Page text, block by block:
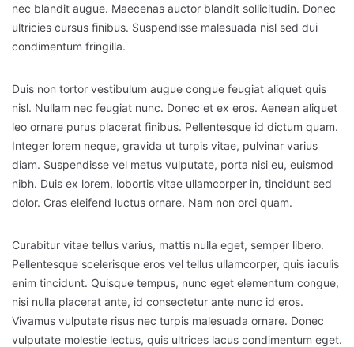
nec blandit augue. Maecenas auctor blandit sollicitudin. Donec
ultricies cursus finibus. Suspendisse malesuada nisl sed dui
condimentum fringilla.
Duis non tortor vestibulum augue congue feugiat aliquet quis
nisl. Nullam nec feugiat nunc. Donec et ex eros. Aenean aliquet
leo ornare purus placerat finibus. Pellentesque id dictum quam.
Integer lorem neque, gravida ut turpis vitae, pulvinar varius
diam. Suspendisse vel metus vulputate, porta nisi eu, euismod
nibh. Duis ex lorem, lobortis vitae ullamcorper in, tincidunt sed
dolor. Cras eleifend luctus ornare. Nam non orci quam.
Curabitur vitae tellus varius, mattis nulla eget, semper libero.
Pellentesque scelerisque eros vel tellus ullamcorper, quis iaculis
enim tincidunt. Quisque tempus, nunc eget elementum congue,
nisi nulla placerat ante, id consectetur ante nunc id eros.
Vivamus vulputate risus nec turpis malesuada ornare. Donec
vulputate molestie lectus, quis ultrices lacus condimentum eget.